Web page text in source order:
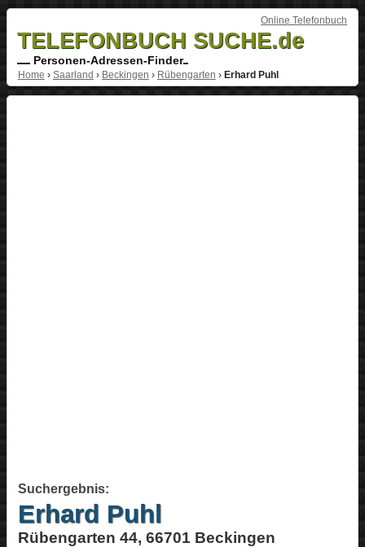
Online Telefonbuch
TELEFONBUCH SUCHE.de
Personen-Adressen-Finder
Home › Saarland › Beckingen › Rübengarten › Erhard Puhl
Suchergebnis:
Erhard Puhl
Rübengarten 44, 66701 Beckingen